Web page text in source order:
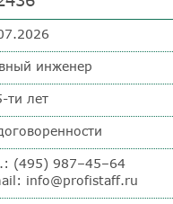
инженер
ти лет
(495) 987–45–64
info@profistaff.ru